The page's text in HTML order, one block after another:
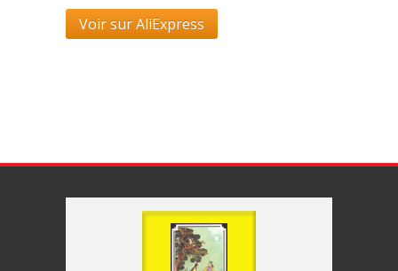
Voir sur AliExpress